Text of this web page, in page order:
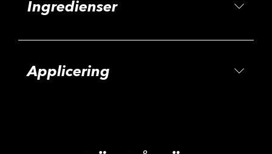
Ingredienser
Applicering